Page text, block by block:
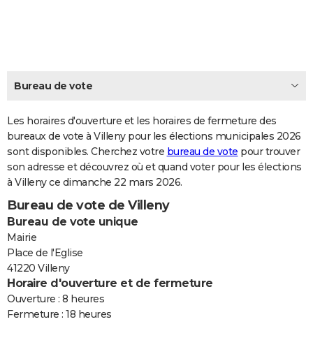
Carte de Noël
Carte Bonne année
Carte Saint-Valentin
Carte Pâques
Carte d'anniversaire
DICTIONNAIRE
Dictionnaire
Biographies
Citations
Expressions
Proverbes
PROGRAMME TV
COPAINS D'AVANT
S'inscrire
Se connecter
Lycées
Collèges
Primaires
Universités
Entreprises
Service militaire
Avis de recherche
AVIS DE DÉCÈS
FORUM
Bricolage
Lifestyle
Culture
Sport
Auto
Television
Voyage
Cinema
Bureau de vote
Les horaires d'ouverture et les horaires de fermeture des
bureaux de vote à Villeny pour les élections municipales 2026
sont disponibles. Cherchez votre bureau de vote pour trouver
son adresse et découvrez où et quand voter pour les élections
à Villeny ce dimanche 22 mars 2026.
Bureau de vote de Villeny
Bureau de vote unique
Mairie
Place de l'Eglise
41220 Villeny
Horaire d'ouverture et de fermeture
Ouverture : 8 heures
Fermeture : 18 heures